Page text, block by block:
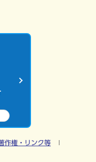
作権・リンク等